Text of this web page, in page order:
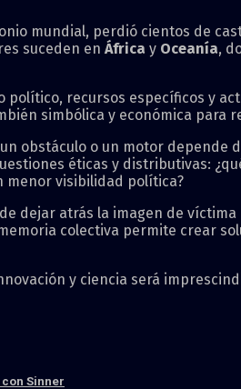
mundial, perdió cientos de
suceden en África y Oceanía,
político, recursos específicos y
simbólica y económica para
obstáculo o un motor depende
éticas y distributivas:
menor visibilidad política?
dejar atrás la imagen de víctima
colectiva permite crear
y ciencia será
Sinner